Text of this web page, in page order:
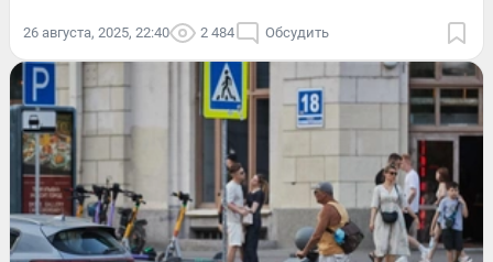
26 августа, 2025, 22:40 2 484 Обсудить